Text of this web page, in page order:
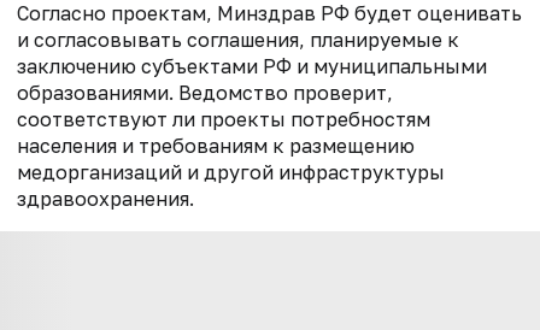
Согласно проектам, Минздрав РФ будет оценивать
и согласовывать соглашения, планируемые к
заключению субъектами РФ и муниципальными
образованиями. Ведомство проверит,
соответствуют ли проекты потребностям
населения и требованиям к размещению
медорганизаций и другой инфраструктуры
здравоохранения.